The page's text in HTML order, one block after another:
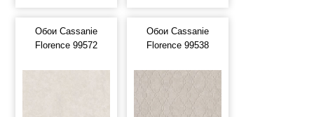
Обои Cassanie
Florence 99572
Обои Cassanie
Florence 99538